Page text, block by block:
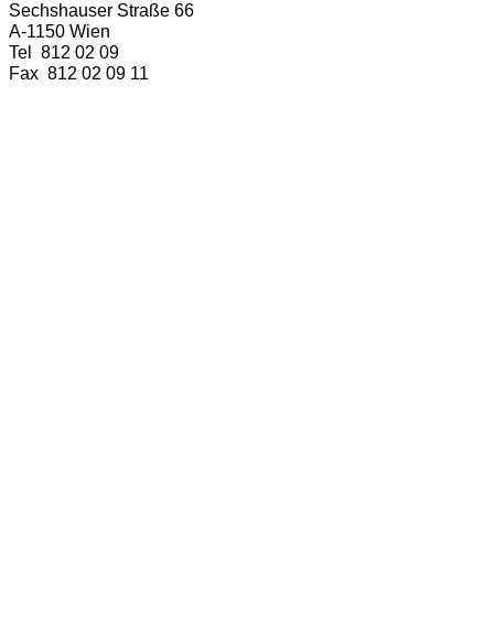
Sechshauser Straße 66
A-1150 Wien
Tel 812 02 09
Fax 812 02 09 11